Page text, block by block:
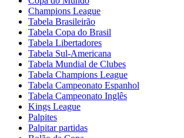
Champions League
Tabela Brasileirão
Tabela Copa do Brasil
Tabela Libertadores
Tabela Sul-Americana
Tabela Mundial de Clubes
Tabela Champions League
Tabela Campeonato Espanhol
Tabela Campeonato Inglês
Kings League
Palpites
Palpitar partidas